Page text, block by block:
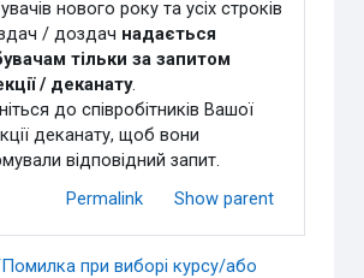
нового року та усіх строків
/ доздач надається
тільки за запитом
/ деканату.
до співробітників Вашої
деканату, щоб вони
відповідний запит.
Permalink
Show parent
при виборі курсу/або